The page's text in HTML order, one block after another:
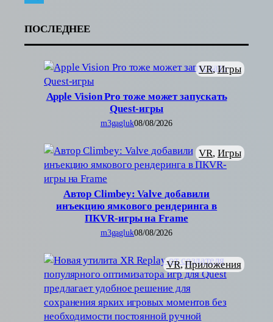
ПОСЛЕДНЕЕ
Apple Vision Pro тоже может запускать
Quest-игры
VR, Игры
m3gagluk08/08/2026
Автор Climbey: Valve добавили
инъекцию ямкового рендеринга в
ПКVR-игры на Frame
VR, Игры
m3gagluk08/08/2026
VR, Приложения